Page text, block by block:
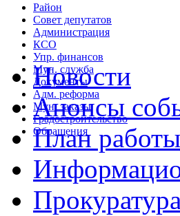
Район
Совет депутатов
Администрация
КСО
Упр. финансов
Мун. служба
Документы
Адм. реформа
Мун. заказы
Градостроительство
Обращения
Новости
Анонсы
План работы